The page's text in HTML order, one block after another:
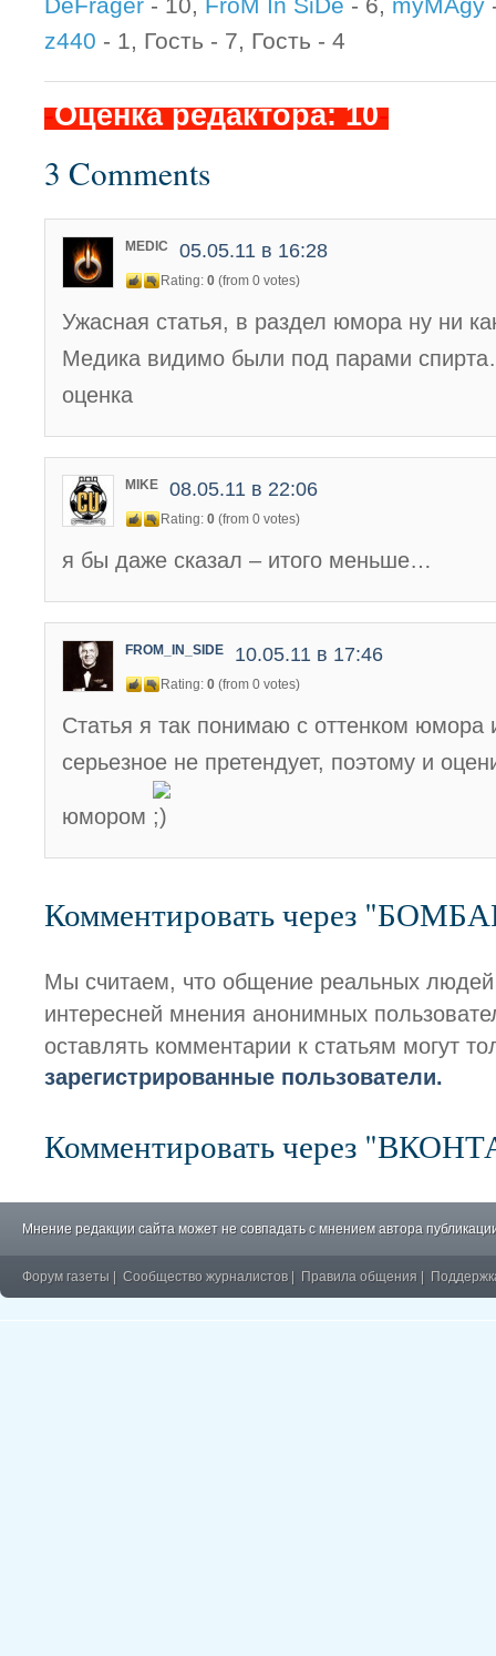
DeFrager - 10, FroM In SiDe - 6, myMAgy
z440 - 1, Гость - 7, Гость - 4
-Оценка редактора: 10-
3 Comments
MEDIC 05.05.11 в 16:28
Rating: 0 (from 0 votes)
Ужасная статья, в раздел юмора ну ни
Медика видимо были под парами
оценка
MIKE 08.05.11 в 22:06
Rating: 0 (from 0 votes)
я бы даже сказал – итого меньше…
FROM_IN_SIDE 10.05.11 в 17:46
Rating: 0 (from 0 votes)
Статья я так понимаю с оттенком юмора
серьезное не претендует, поэтому и
юмором
Комментировать через
Мы считаем, что общение реальных
интересней мнения анонимных
оставлять комментарии к статьям могут
зарегистрированные пользователи.
Комментировать через
Мнение редакции сайта может не совпадать с мнением автора
Форум газеты Сообщество журналистов Правила общения
�